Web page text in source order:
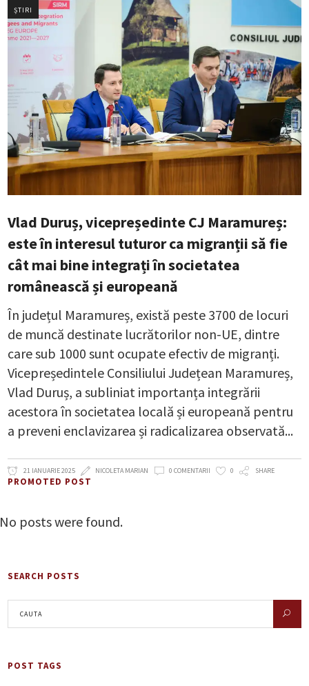
ȘTIRI
Vlad Duruș, vicepreședinte CJ Maramureș:
este în interesul tuturor ca migranții să fie
cât mai bine integrați în societatea
românească și europeană
În județul Maramureș, există peste 3700 de locuri
de muncă destinate lucrătorilor non-UE, dintre
care sub 1000 sunt ocupate efectiv de migranți.
Vicepreședintele Consiliului Județean Maramureș,
Vlad Duruș, a subliniat importanța integrării
acestora în societatea locală și europeană pentru
a preveni enclavizarea și radicalizarea observată
21 IANUARIE 2025 NICOLETA MARIAN 0 COMENTARII 0 SHARE
PROMOTED POST
No posts were found.
SEARCH POSTS
POST TAGS